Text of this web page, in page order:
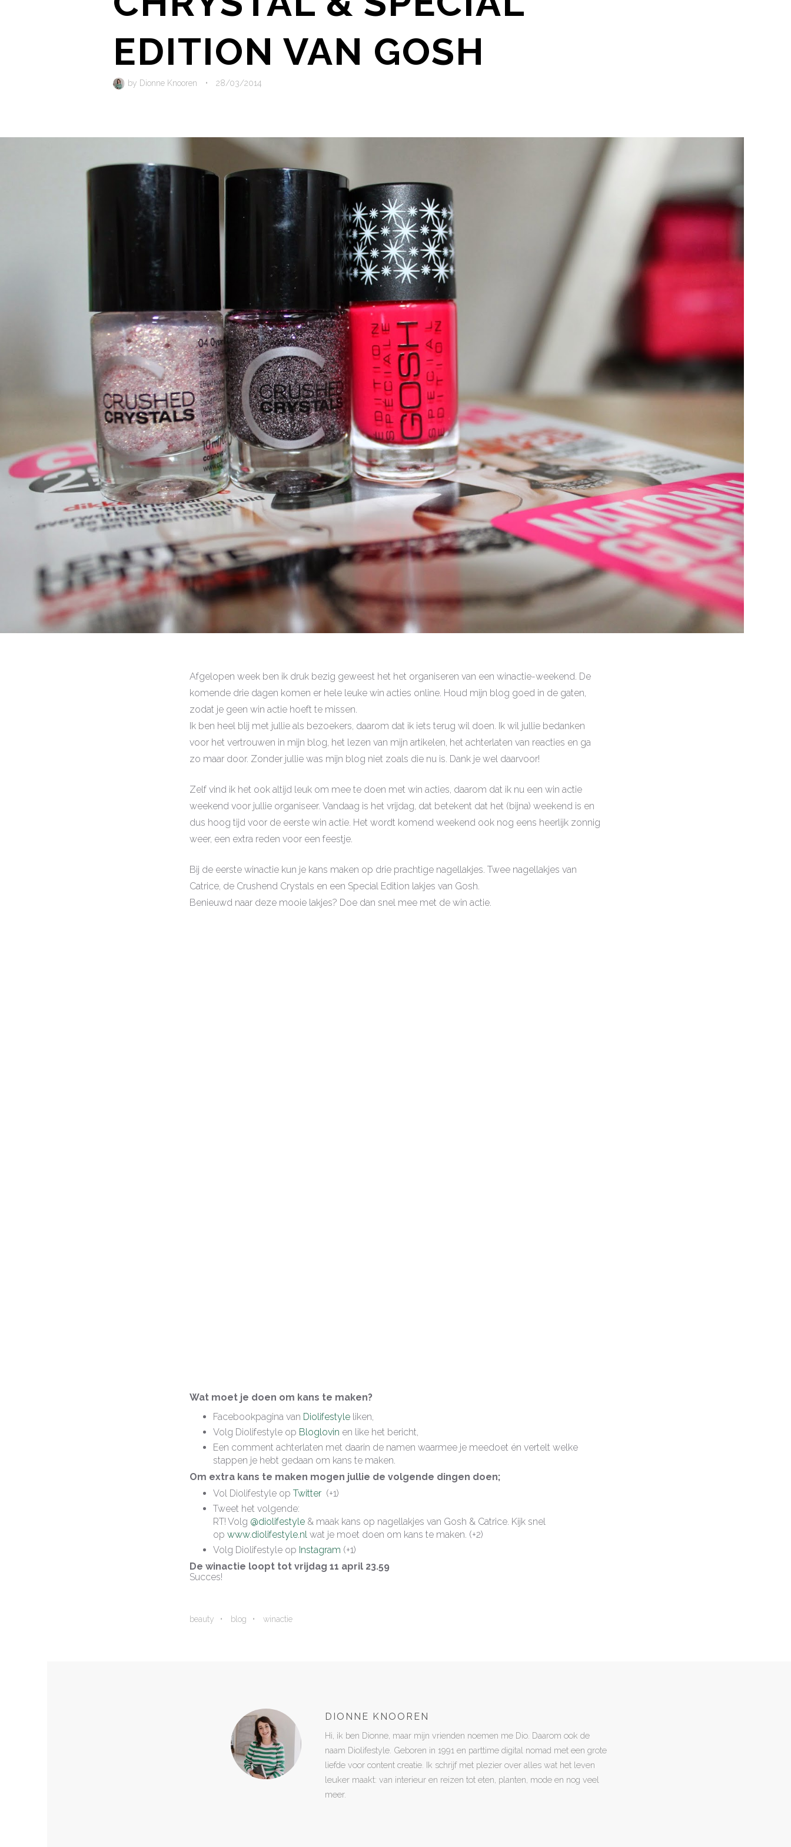
EDITION VAN GOSH
by Dionne Knooren • 28/03/2014
Afgelopen week ben ik druk bezig geweest het het organiseren van een winactie-weekend. De
komende drie dagen komen er hele leuke win acties online. Houd mijn blog goed in de gaten,
zodat je geen win actie hoeft te missen.
Ik ben heel blij met jullie als bezoekers, daarom dat ik iets terug wil doen. Ik wil jullie bedanken
voor het vertrouwen in mijn blog, het lezen van mijn artikelen, het achterlaten van reacties en ga
zo maar door. Zonder jullie was mijn blog niet zoals die nu is. Dank je wel daarvoor!
Zelf vind ik het ook altijd leuk om mee te doen met win acties, daarom dat ik nu een win actie
weekend voor jullie organiseer. Vandaag is het vrijdag, dat betekent dat het (bijna) weekend is en
dus hoog tijd voor de eerste win actie. Het wordt komend weekend ook nog eens heerlijk zonnig
weer, een extra reden voor een feestje.
Bij de eerste winactie kun je kans maken op drie prachtige nagellakjes. Twee nagellakjes van
Catrice, de Crushend Crystals en een Special Edition lakjes van Gosh.
Benieuwd naar deze mooie lakjes? Doe dan snel mee met de win actie.
Wat moet je doen om kans te maken?
Facebookpagina van Diolifestyle liken,
Volg Diolifestyle op Bloglovin en like het bericht,
Een comment achterlaten met daarin de namen waarmee je meedoet én vertelt welke
stappen je hebt gedaan om kans te maken.
Om extra kans te maken mogen jullie de volgende dingen doen;
Vol Diolifestyle op Twitter (+1)
Tweet het volgende:
RT! Volg @diolifestyle & maak kans op nagellakjes van Gosh & Catrice. Kijk snel
op www.diolifestyle.nl wat je moet doen om kans te maken. (+2)
Volg Diolifestyle op Instagram (+1)
De winactie loopt tot vrijdag 11 april 23.59
Succes!
beauty blog winactie
DIONNE KNOOREN
Hi, ik ben Dionne, maar mijn vrienden noemen me Dio. Daarom ook de
naam Diolifestyle. Geboren in 1991 en parttime digital nomad met een grote
liefde voor content creatie. Ik schrijf met plezier over alles wat het leven
leuker maakt: van interieur en reizen tot eten, planten, mode en nog veel
meer.